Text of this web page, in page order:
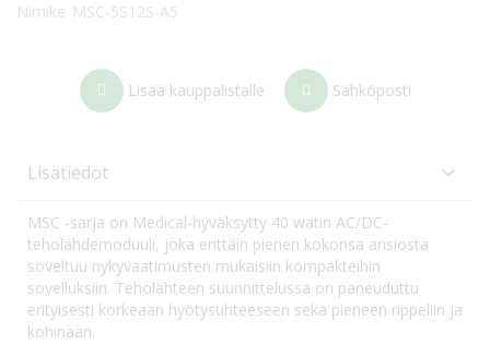
Nimike MSC-5S12S-A5
Lisää kauppalistalle Sähköposti
Lisätiedot
MSC -sarja on Medical-hyväksytty 40 watin AC/DC-
teholähdemoduuli, joka erittäin pienen kokonsa ansiosta
soveltuu nykyvaatimusten mukaisiin kompakteihin
sovelluksiin. Teholähteen suunnittelussa on paneuduttu
erityisesti korkeaan hyötysuhteeseen sekä pieneen rippeliin ja
kohinaan.